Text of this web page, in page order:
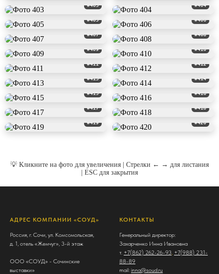
#403 #404
#405 #406
#407 #408
#409 #410
#411 #412
#413 #414
#415 #416
#417 #418
#419 #420
💡 Кликните на фото для увеличения | Стрелки ← → для листания
| ESC для закрытия
АДРЕС КОМПАНИИ «СОУД»
Россия, г. Сочи, ул. Комсомольская,
д. 1, отель «Жемчуг», 3-й этаж
ООО «СОУД» - Сочинские
выставки»
КОНТАКТЫ
Генеральный директор:
Захарченко Инна Ивановна
т. +7(862) 262-26-93, +7(988) 231-
88-89
mail: inna@soud.ru